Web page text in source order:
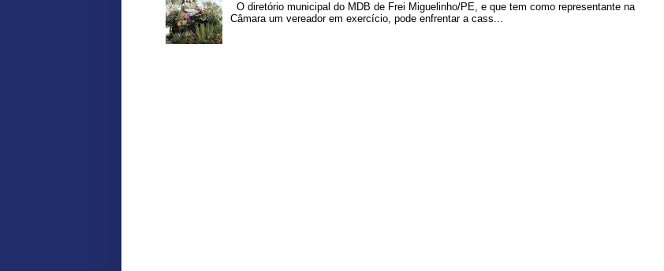
O diretório municipal do MDB de Frei Miguelinho/PE, e que tem como representante na
Câmara um vereador em exercício, pode enfrentar a cass...